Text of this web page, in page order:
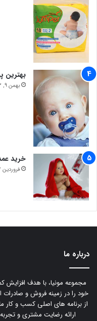
بهترین
بهمن 9, 1393
خرید
فروردین 27, 1394
درباره ما
مجموعه مونیا، با هدف
خود را در زمینه فروش و
از برنامه های اصلی کسب و کار
ارائه رضایت مشتری و